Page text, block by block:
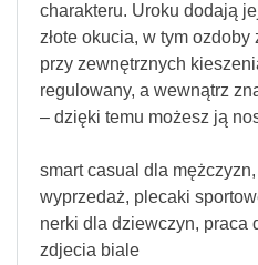
charakteru. Uroku dodają
złote okucia, w tym
przy zewnętrznych
regulowany, a wewnątrz
– dzięki temu możesz ją
smart casual dla
wyprzedaż, plecaki
nerki dla dziewczyn, praca
zdjecia biale